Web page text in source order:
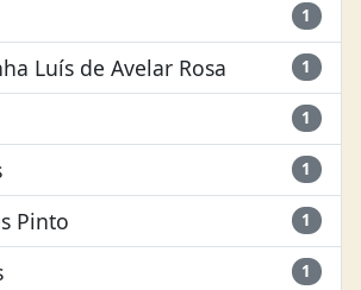
1
Luís de Avelar Rosa 1
1
1
Pinto 1
1